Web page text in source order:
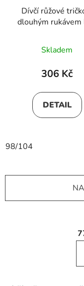
Dívčí růžové
dlouhým rukávem
Skladem
306 Kč
DETAIL
98/104